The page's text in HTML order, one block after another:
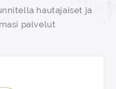
hautajaiset ja
palvelut